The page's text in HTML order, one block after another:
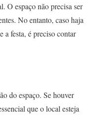
O espaço não precisa ser
No entanto, caso haja
a festa, é preciso contar
do espaço. Se houver
que o local esteja